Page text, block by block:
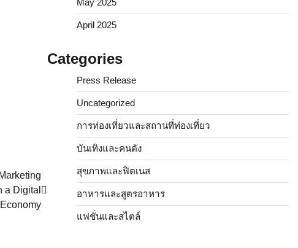
a Digital
May 2025
April 2025
Categories
Press Release
Uncategorized
การท่องเที่ยวและสถานที่ท่องเที่ยว
บันเทิงและคนดัง
สุขภาพและฟิตเนส
อาหารและสูตรอาหาร
แฟชั่นและสไตล์